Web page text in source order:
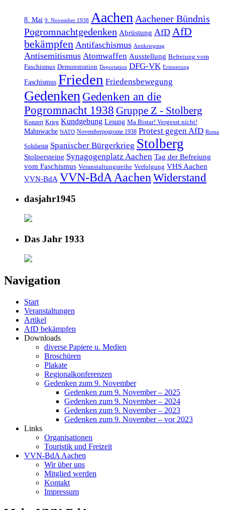
8. Mai 9. November 1938 Aachen Aachener Bündnis
Pogromnachtgedenken Abrüstung AfD AfD
bekämpfen Antifaschismus Antikriegstag
Antisemitismus Atomwaffen Ausstellung Befreiung vom
Faschismus Demonstration Deportation DFG-VK Erinnerung
Faschismus Frieden Friedensbewegung
Gedenken Gedenken an die
Pogromnacht 1938 Gruppe Z - Stolberg
Konzert Krieg Kundgebung Lesung Ma Bistar! Vergesst nicht!
Mahnwache NATO Novemberpogrome 1938 Protest gegen AfD Roma
Solidarität Spanischer Bürgerkrieg Stolberg
Stolpersteine Synagogenplatz Aachen Tag der Befreiung
vom Faschismus Veranstaltungsreihe Verfolgung VHS Aachen
VVN-BdA VVN-BdA AachenWiderstand
dasjahr1945
Das Jahr 1933
Navigation
Start
Veranstaltungen
Artikel
AfD bekämpfen
Downloads
diverse Papiere u. Medien
Broschüren
Plakate
Regionalkonferenzen
Gedenken zum 9. November
Gedenken zum 9. November – 2025
Gedenken zum 9. November – 2024
Gedenken zum 9. November – 2023
Gedenken zum 9. November – vor 2023
Links
Organisationen
Touristik und Freizeit
VVN-BdA Aachen
Wir über uns
Mitglied werden
Kontakt
Impressum